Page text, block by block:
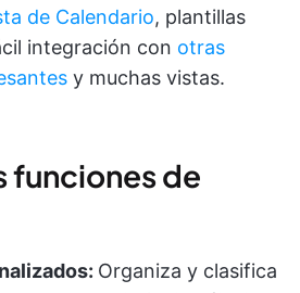
de Calendario, plantillas
integración con otras
y muchas vistas.
funciones de
Organiza y clasifica